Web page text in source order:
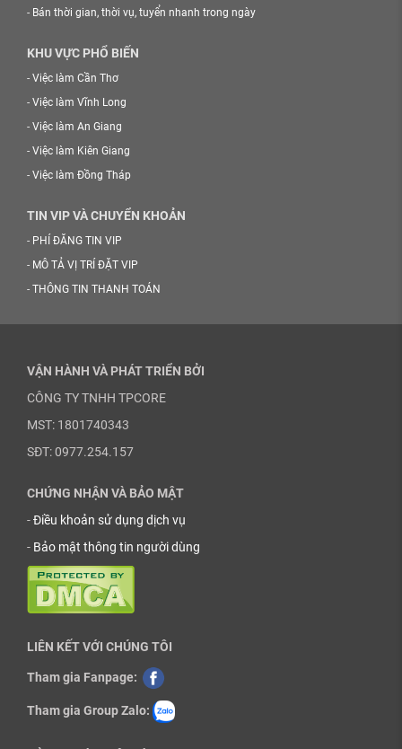
- Bán thời gian, thời vụ, tuyển nhanh trong ngày
KHU VỰC PHỔ BIẾN
- Việc làm Cần Thơ
- Việc làm Vĩnh Long
- Việc làm An Giang
- Việc làm Kiên Giang
- Việc làm Đồng Tháp
TIN VIP VÀ CHUYỂN KHOẢN
- PHÍ ĐĂNG TIN VIP
- MÔ TẢ VỊ TRÍ ĐẶT VIP
- THÔNG TIN THANH TOÁN
VẬN HÀNH VÀ PHÁT TRIỂN BỞI
CÔNG TY TNHH TPCORE
MST: 1801740343
SĐT: 0977.254.157
CHỨNG NHẬN VÀ BẢO MẬT
-Điều khoản sử dụng dịch vụ
- Bảo mật thông tin người dùng
LIÊN KẾT VỚI CHÚNG TÔI
Tham gia Fanpage:
Tham gia Group Zalo: